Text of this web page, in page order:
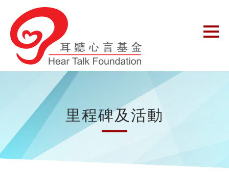
里程碑及活動